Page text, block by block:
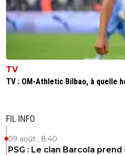
TV
TV : OM-Athletic Bilbao, à quelle
FIL INFO
09 août , 8:40
PSG : Le clan Barcola